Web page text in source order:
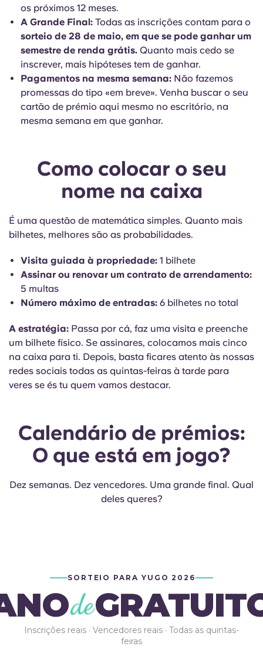
os próximos 12 meses.
A Grande Final: Todas as inscrições contam para o
sorteio de 28 de maio, em que se pode ganhar um
semestre de renda grátis. Quanto mais cedo se
inscrever, mais hipóteses tem de ganhar.
Pagamentos na mesma semana: Não fazemos
promessas do tipo «em breve». Venha buscar o seu
cartão de prémio aqui mesmo no escritório, na
mesma semana em que ganhar.
Como colocar o seu
nome na caixa
É uma questão de matemática simples. Quanto mais
bilhetes, melhores são as probabilidades.
Visita guiada à propriedade: 1 bilhete
Assinar ou renovar um contrato de arrendamento:
5 multas
Número máximo de entradas: 6 bilhetes no total
A estratégia: Passa por cá, faz uma visita e preenche
um bilhete físico. Se assinares, colocamos mais cinco
na caixa para ti. Depois, basta ficares atento às nossas
redes sociais todas as quintas-feiras à tarde para
veres se és tu quem vamos destacar.
Calendário de prémios:
O que está em jogo?
Dez semanas. Dez vencedores. Uma grande final. Qual
deles queres?
SORTEIO PARA YUGO 2026
de
Inscrições reais · Vencedores reais · Todas as quintas-
feiras